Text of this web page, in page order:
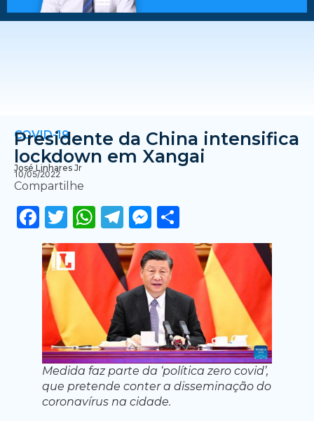
COVID-19
Presidente da China intensifica
lockdown em Xangai
José Linhares Jr
10/05/2022
Compartilhe
Facebook
Twitter
WhatsApp
Telegram
Messenger
Medida faz parte da ‘política zero covid’,
que pretende conter a disseminação do
coronavírus na cidade.